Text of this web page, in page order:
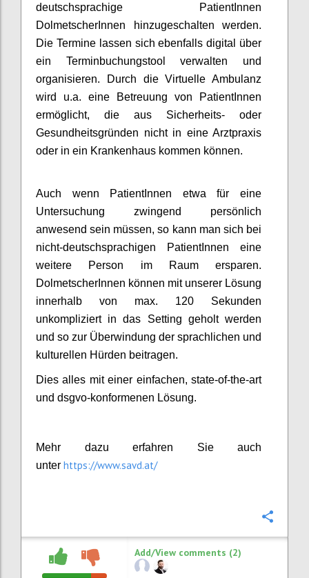
deutschsprachige PatientInnen
DolmetscherInnen hinzugeschalten werden.
Die Termine lassen sich ebenfalls digital über
ein Terminbuchungstool verwalten und
organisieren. Durch die Virtuelle Ambulanz
wird u.a. eine Betreuung von PatientInnen
ermöglicht, die aus Sicherheits- oder
Gesundheitsgründen nicht in eine Arztpraxis
oder in ein Krankenhaus kommen können.
Auch wenn PatientInnen etwa für eine
Untersuchung zwingend persönlich
anwesend sein müssen, so kann man sich bei
nicht-deutschsprachigen PatientInnen eine
weitere Person im Raum ersparen.
DolmetscherInnen können mit unserer Lösung
innerhalb von max. 120 Sekunden
unkompliziert in das Setting geholt werden
und so zur Überwindung der sprachlichen und
kulturellen Hürden beitragen.
Dies alles mit einer einfachen, state-of-the-art
und dsgvo-konformenen Lösung.
Mehr dazu erfahren Sie auch
unter https://www.savd.at/
Add/View comments (2)